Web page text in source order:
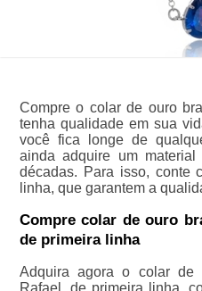
Compre o colar de ouro
tenha qualidade em sua
você fica longe de
ainda adquire um
décadas. Para isso, conte
linha, que garantem a
Compre colar de ouro
de primeira linha
Adquira agora o colar de
Rafael, de primeira linha,